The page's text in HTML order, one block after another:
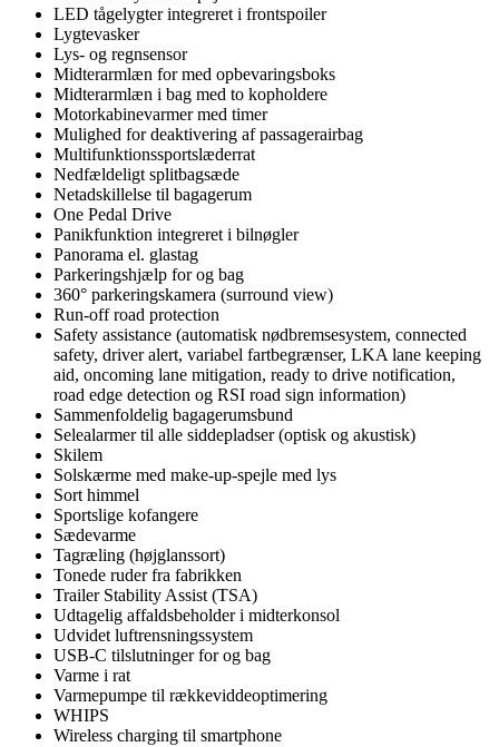
LED tågelygter integreret i frontspoiler
Lygtevasker
Lys- og regnsensor
Midterarmlæn for med opbevaringsboks
Midterarmlæn i bag med to kopholdere
Motorkabinevarmer med timer
Mulighed for deaktivering af passagerairbag
Multifunktionssportslæderrat
Nedfældeligt splitbagsæde
Netadskillelse til bagagerum
One Pedal Drive
Panikfunktion integreret i bilnøgler
Panorama el. glastag
Parkeringshjælp for og bag
360° parkeringskamera (surround view)
Run-off road protection
Safety assistance (automatisk nødbremsesystem, connected
safety, driver alert, variabel fartbegrænser, LKA lane keeping
aid, oncoming lane mitigation, ready to drive notification,
road edge detection og RSI road sign information)
Sammenfoldelig bagagerumsbund
Selealarmer til alle siddepladser (optisk og akustisk)
Skilem
Solskærme med make-up-spejle med lys
Sort himmel
Sportslige kofangere
Sædevarme
Tagræling (højglanssort)
Tonede ruder fra fabrikken
Trailer Stability Assist (TSA)
Udtagelig affaldsbeholder i midterkonsol
Udvidet luftrensningssystem
USB-C tilslutninger for og bag
Varme i rat
Varmepumpe til rækkeviddeoptimering
WHIPS
Wireless charging til smartphone